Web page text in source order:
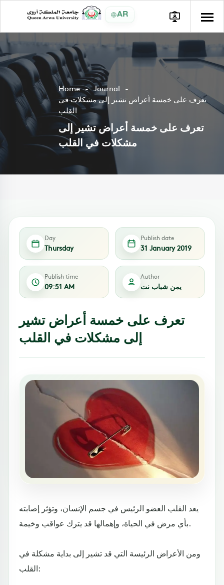
AR
Home
Journal
تعرف على خمسة أعراض تشير إلى مشكلات في
القلب
تعرف على خمسة أعراض تشير إلى
مشكلات في القلب
Day
Thursday
Publish date
31 January 2019
Publish time
09:51 AM
Author
يمن شباب نت
تعرف على خمسة أعراض تشير
إلى مشكلات في القلب
يعد القلب العضو الرئيس في جسم الإنسان، وتؤثر إصابته
بأي مرض في الحياة، وإهمالها قد يترك عواقب وخيمة.
ومن الأعراض الرئيسة التي قد تشير إلى بداية مشكلة في
القلب: